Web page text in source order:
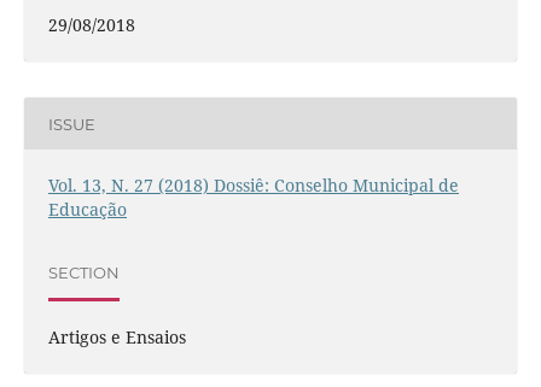
29/08/2018
ISSUE
Vol. 13, N. 27 (2018) Dossiê: Conselho Municipal de
Educação
SECTION
Artigos e Ensaios